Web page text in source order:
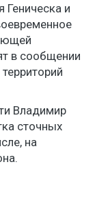
Геническа и
в сообщении
Владимир
сточных
на